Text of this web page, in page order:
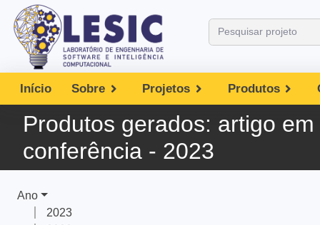
Início Sobre Projetos Produtos
Produtos gerados: artigo em
conferência - 2023
Ano
2023